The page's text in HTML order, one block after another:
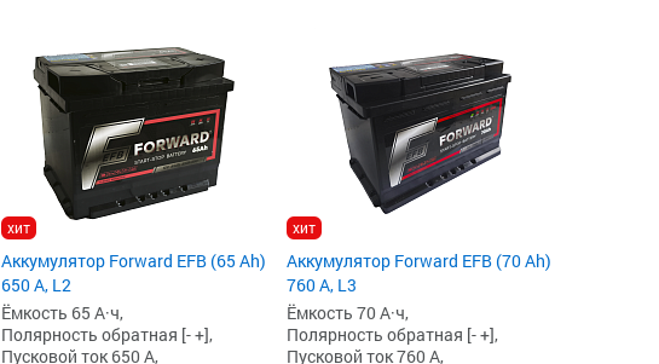
хит
Аккумулятор Forward EFB (65 Ah)
650 А, L2
Ёмкость 65 А·ч,
Полярность обратная [- +],
Пусковой ток 650 А,
хит
Аккумулятор Forward EFB (70 Ah)
760 А, L3
Ёмкость 70 А·ч,
Полярность обратная [- +],
Пусковой ток 760 А,